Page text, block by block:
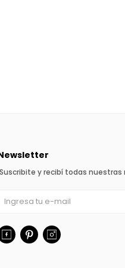
y recibí todas
  